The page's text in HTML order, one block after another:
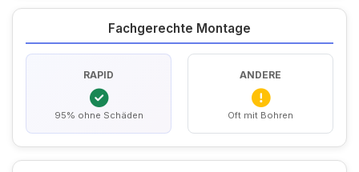
Fachgerechte Montage
RAPID
95% ohne Schäden
ANDERE
Oft mit Bohren